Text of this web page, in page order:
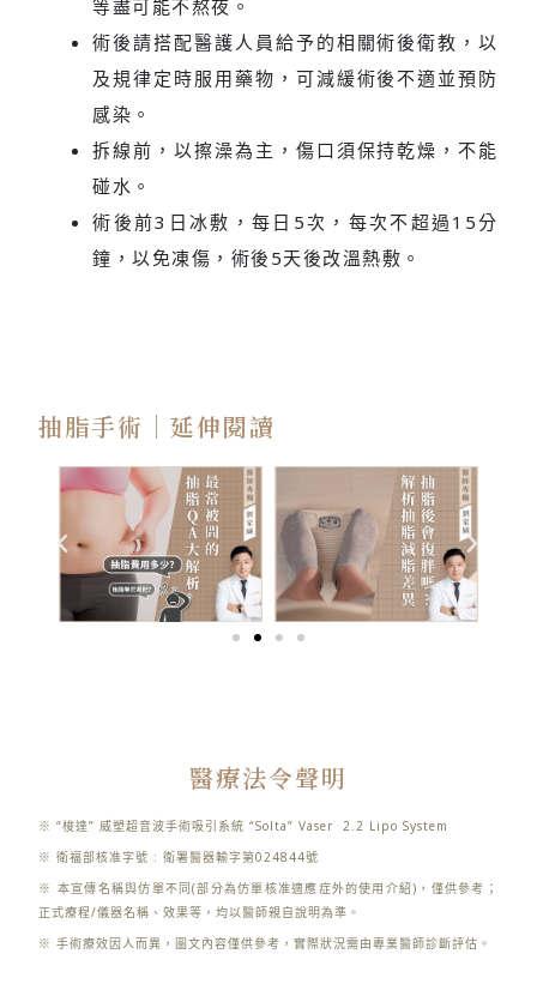
等盡可能不熬夜。
術後請搭配醫護人員給予的相關術後衛教，以
及規律定時服用藥物，可減緩術後不適並預防
感染。
拆線前，以擦澡為主，傷口須保持乾燥，不能
碰水。
術後前3日冰敷，每日5次，每次不超過15分
鐘，以免凍傷，術後5天後改溫熱敷。
抽脂手術｜延伸閱讀
醫療法令聲明
※ “梭達” 威塑超音波手術吸引系統 “Solta” Vaser 2.2 Lipo System
※ 衛福部核准字號 : 衛署醫器輸字第024844號
※ 本宣傳名稱與仿單不同(部分為仿單核准適應症外的使用介紹)，僅供參考；
正式療程/儀器名稱、效果等，均以醫師親自說明為準。
※ 手術療效因人而異，圖文內容僅供參考，實際狀況需由專業醫師診斷評估。